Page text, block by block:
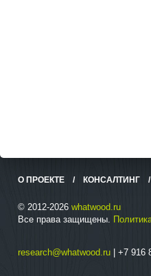
О ПРОЕКТЕ / КОНСАЛТИНГ
© 2012-2026 whatwood.ru
Все права защищены.
research@whatwood.ru | +7 916